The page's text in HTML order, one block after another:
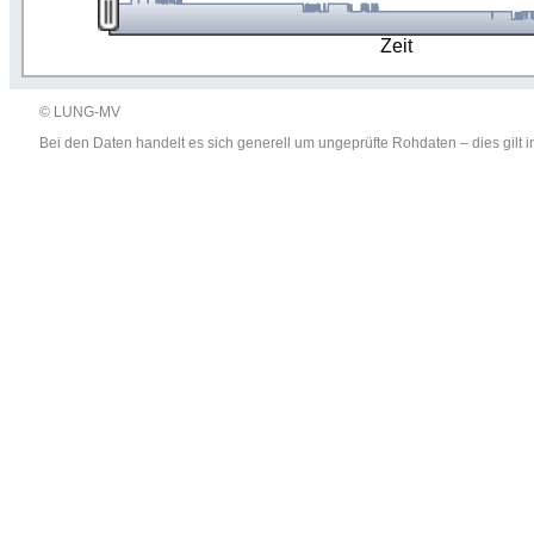
Zeit
© LUNG-MV
Bei den Daten handelt es sich generell um ungeprüfte Rohdaten – dies